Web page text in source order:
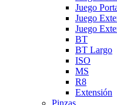
Juego
Juego
Juego
BT
BT Largo
ISO
MS
R8
Extensión